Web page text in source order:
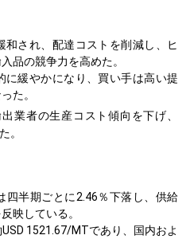
され、配達コストを削減し、ヒ
品の競争力を高めた。
に緩やかになり、買い手は高い提
た。
出業者の生産コスト傾向を下げ、
。
四半期ごとに2.46％下落し、供給
映している。
1521.67/MTであり、国内およ